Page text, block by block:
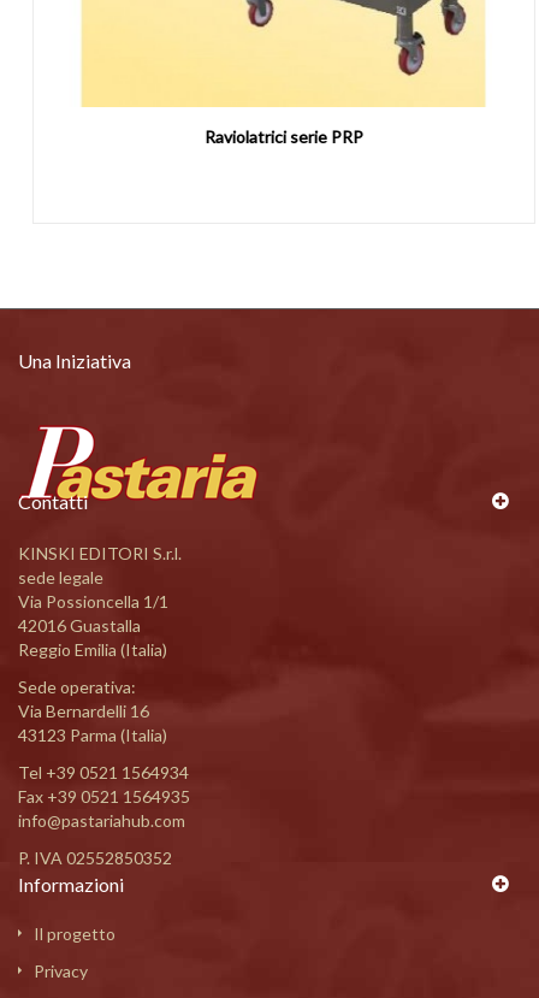
Raviolatrici serie PRP
Una Iniziativa
Contatti
KINSKI EDITORI S.r.l.
sede legale
Via Possioncella 1/1
42016 Guastalla
Reggio Emilia (Italia)
Sede operativa:
Via Bernardelli 16
43123 Parma (Italia)
Tel +39 0521 1564934
Fax +39 0521 1564935
info@pastariahub.com
P. IVA 02552850352
Informazioni
Il progetto
Privacy